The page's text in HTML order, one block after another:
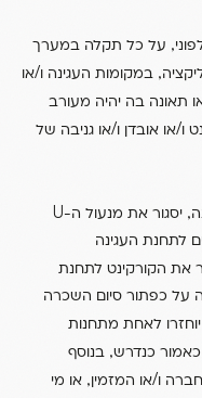
, על כל תקלה במערך
, במקומות העגינה ו/או
תאונה בה יהיה מעורב
ו/או אובדן ו/או גניבה של
, יסגור את מנעול ה-U
לתחנת העגינה
את הקורקינט לתחנת
על כפתור סיום השכרה
לאחת מתחנות
כאמור כנדרש, בנוסף
ו/או המזמין, או מי